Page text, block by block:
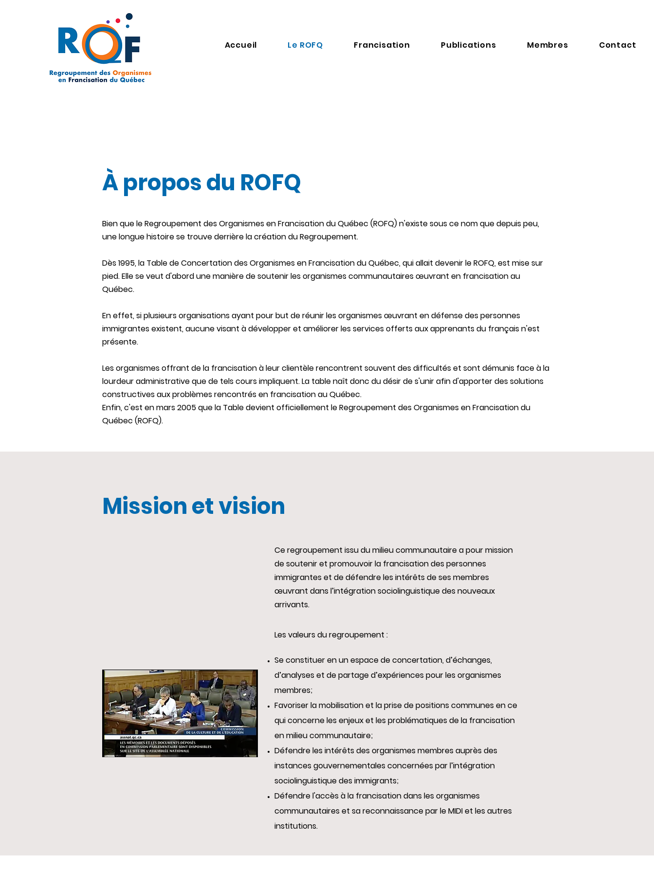
Accueil Le ROFQ Francisation Publications Membres Contact
À propos du ROFQ
Bien que le Regroupement des Organismes en Francisation du Québec (ROFQ) n'existe sous ce nom que depuis peu,
une longue histoire se trouve derrière la création du Regroupement.
Dès 1995, la Table de Concertation des Organismes en Francisation du Québec, qui allait devenir le ROFQ, est mise sur
pied. Elle se veut d'abord une manière de soutenir les organismes communautaires œuvrant en francisation au
Québec.
En effet, si plusieurs organisations ayant pour but de réunir les organismes œuvrant en défense des personnes
immigrantes existent, aucune visant à développer et améliorer les services offerts aux apprenants du français n'est
présente.
Les organismes offrant de la francisation à leur clientèle rencontrent souvent des difficultés et sont démunis face à la
lourdeur administrative que de tels cours impliquent. La table naît donc du désir de s'unir afin d'apporter des solutions
constructives aux problèmes rencontrés en francisation au Québec.
Enfin, c'est en mars 2005 que la Table devient officiellement le Regroupement des Organismes en Francisation du
Québec (ROFQ).
Mission et vision
Ce regroupement issu du milieu communautaire a pour mission
de soutenir et promouvoir la francisationdes personnes
immigrantes et de défendre les intérêts de ses membres
œuvrant dans l’intégration sociolinguistique des nouveaux
arrivants.
Les valeurs du regroupement :
Se constituer en un espace de concertation, d’échanges,
d’analyses et de partage d’expériences pour les organismes
membres;
Favoriser la mobilisation et la prise de positions communes en ce
qui concerne les enjeux et les problématiques de la francisation
en milieu communautaire;
Défendre les intérêts des organismes membres auprès des
instances gouvernementales concernées par l’intégration
sociolinguistique des immigrants;
Défendre l'accès à la francisation dans les organismes
communautaires et sa reconnaissance par le MIDI et les autres
institutions.